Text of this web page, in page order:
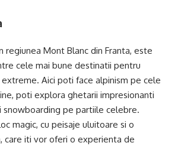
regiunea Mont Blanc din Franta, este
cele mai bune destinatii pentru
Aici poti face alpinism pe cele
poti explora ghetarii impresionanti
snowboarding pe partiile celebre.
magic, cu peisaje uluitoare si o
care iti vor oferi o experienta de